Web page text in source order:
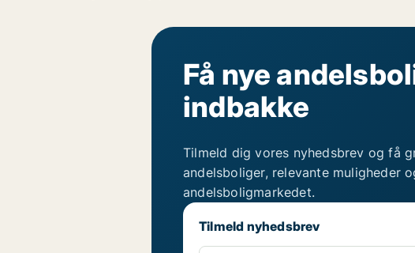
Få nye
indbakke
Tilmeld dig vores nyhedsbrev og få
andelsboliger, relevante muligheder
andelsboligmarkedet.
Tilmeld nyhedsbrev